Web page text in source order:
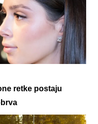
retke postaju